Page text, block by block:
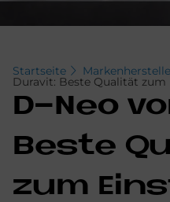
Startseite
Duravit: Beste Qualität zum
D-Neo
Be­ste
zum